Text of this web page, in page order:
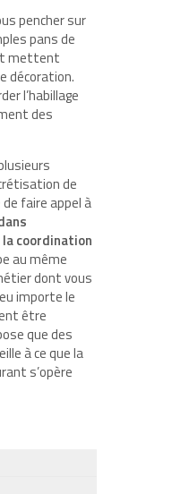
pencher sur
pans de
mettent
décoration.
l’habillage
des
de
faire appel à
la coordination
au même
dont vous
importe le
être
que des
à ce que la
s’opère